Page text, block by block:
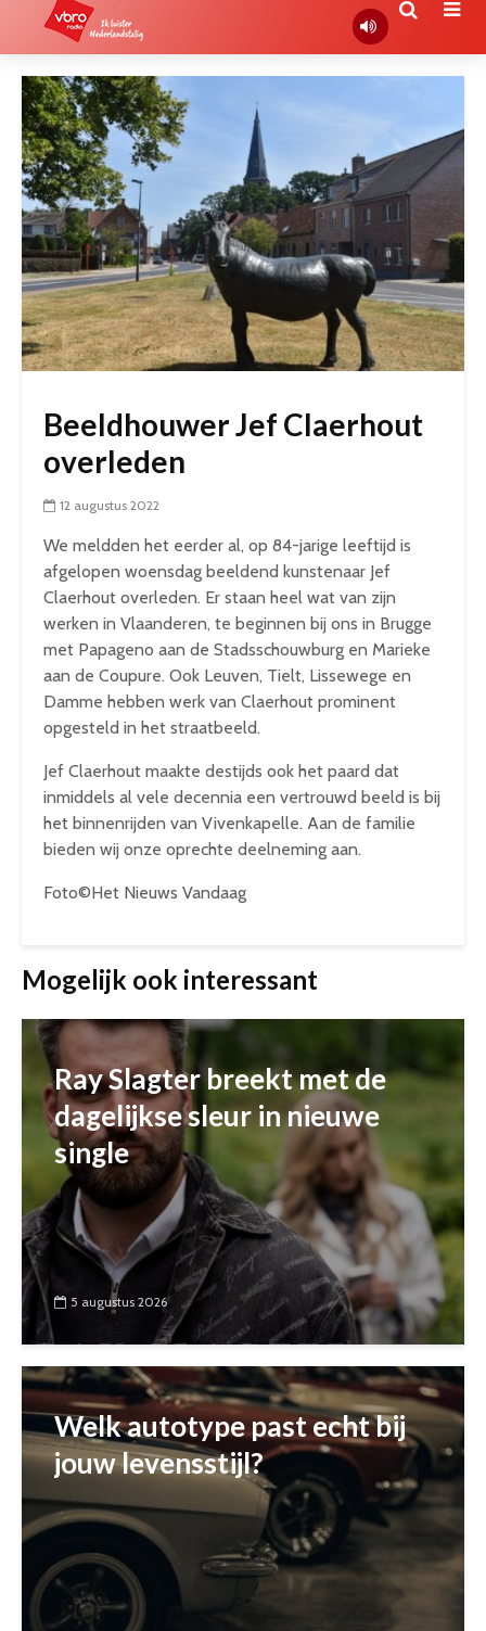
Beeldhouwer Jef Claerhout
overleden
12 augustus 2022
We meldden het eerder al, op 84-jarige leeftijd is
afgelopen woensdag beeldend kunstenaar Jef
Claerhout overleden. Er staan heel wat van zijn
werken in Vlaanderen, te beginnen bij ons in Brugge
met Papageno aan de Stadsschouwburg en Marieke
aan de Coupure. Ook Leuven, Tielt, Lissewege en
Damme hebben werk van Claerhout prominent
opgesteld in het straatbeeld.
Jef Claerhout maakte destijds ook het paard dat
inmiddels al vele decennia een vertrouwd beeld is bij
het binnenrijden van Vivenkapelle. Aan de familie
bieden wij onze oprechte deelneming aan.
Foto©Het Nieuws Vandaag
Mogelijk ook interessant
Ray Slagter breekt met de
dagelijkse sleur in nieuwe
single
5 augustus 2026
Welk autotype past echt bij
jouw levensstijl?